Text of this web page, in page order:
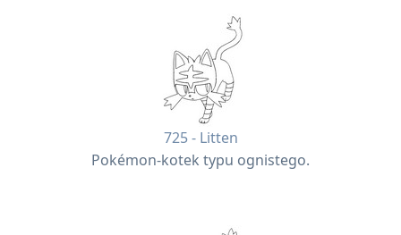
725 - Litten
Pokémon-kotek typu ognistego.